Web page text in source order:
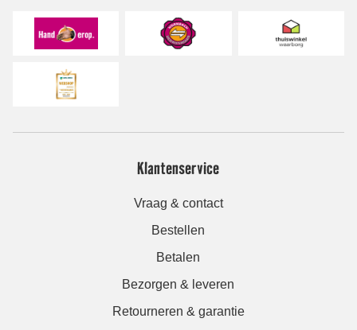
Klantenservice
Vraag & contact
Bestellen
Betalen
Bezorgen & leveren
Retourneren & garantie